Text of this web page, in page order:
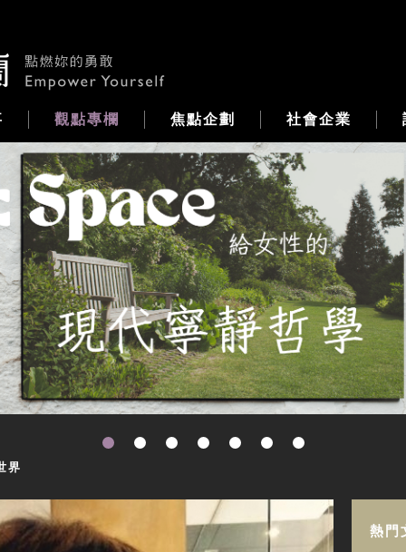
觀點專欄 焦點企劃 社會企業
界
熱門